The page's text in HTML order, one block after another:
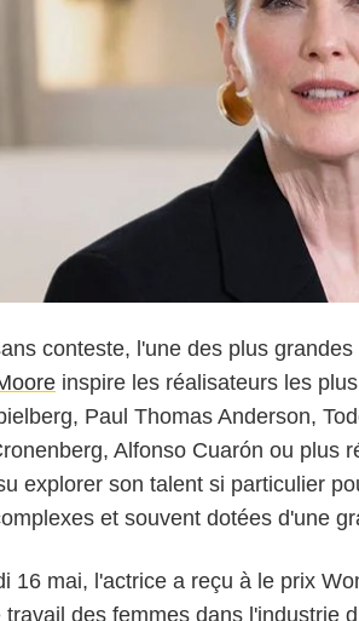
conteste, l'une des plus
inspire les réalisateurs les
Paul Thomas Anderson,
Alfonso Cuarón ou plus
explorer son talent si particulier
et souvent dotées d'une
16 mai, l'actrice a reçu à le prix
travail des femmes dans l'industrie